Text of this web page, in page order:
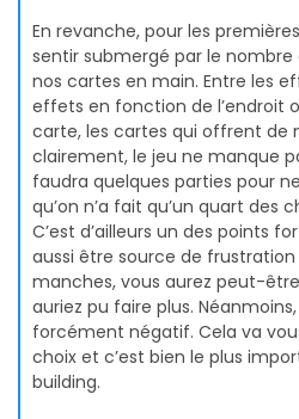
En revanche, pour les
sentir submergé par le nombre
nos cartes en main. Entre les
effets en fonction de l’endroit
carte, les cartes qui offrent de
clairement, le jeu ne manque
faudra quelques parties pour
qu’on n’a fait qu’un quart des
C’est d’ailleurs un des points
aussi être source de frustration
manches, vous aurez peut-
auriez pu faire plus.
forcément négatif. Cela va
choix et c’est bien le plus
building.